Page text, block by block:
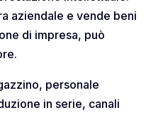
aziendale e vende beni
di impresa, può
personale
in serie, canali